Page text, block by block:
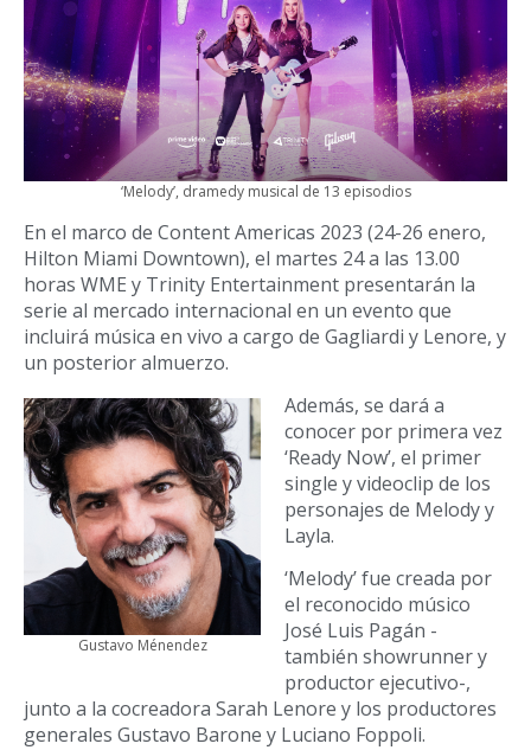
‘Melody’, dramedy musical de 13 episodios
En el marco de Content Americas 2023 (24-26 enero,
Hilton Miami Downtown), el martes 24 a las 13.00
horas WME y Trinity Entertainment presentarán la
serie al mercado internacional en un evento que
incluirá música en vivo a cargo de Gagliardi y Lenore, y
un posterior almuerzo.
Gustavo Ménendez
Además, se dará a
conocer por primera vez
‘Ready Now’, el primer
single y videoclip de los
personajes de Melody y
Layla.
‘Melody’ fue creada por
el reconocido músico
José Luis Pagán -
también showrunner y
productor ejecutivo-,
junto a la cocreadora Sarah Lenore y los productores
generales Gustavo Barone y Luciano Foppoli.